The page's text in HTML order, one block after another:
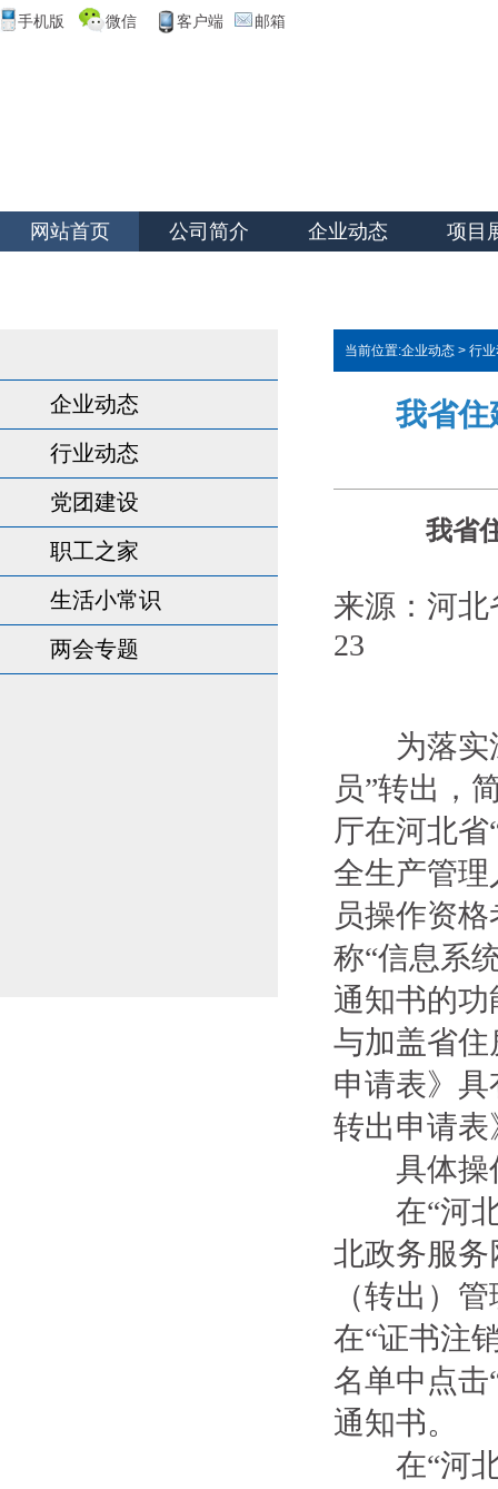
手机版 微信 客户端 邮箱
网站首页 公司简介 企业动态 项目
企业动态
行业动态
党团建设
职工之家
生活小常识
两会专题
当前位置:企业动态 > 行
我省住
我省
来源：河北
23
为落实深
员”转出，
厅在河北
全生产管理
员操作资
称“信息系
通知书的
与加盖省
申请表》
转出申请
具体操
在“河北
北政务服务
（转出）
在“证书注
名单中点击
通知书。
在“河北